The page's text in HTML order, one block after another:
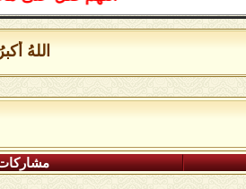
اللهُ أكبرُ